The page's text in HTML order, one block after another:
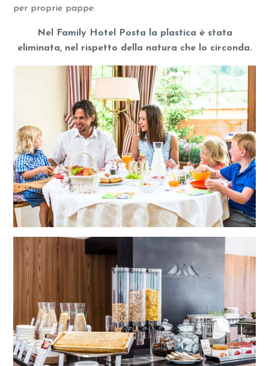
per proprie pappe.
Nel Family Hotel Posta la plastica è stata
eliminata, nel rispetto della natura che lo circonda.